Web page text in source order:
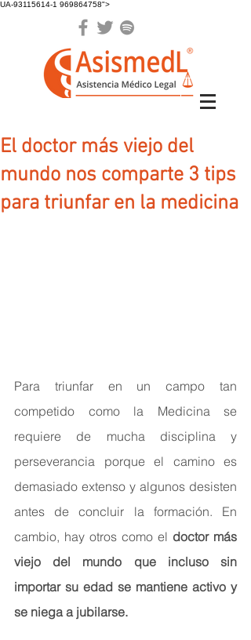
UA-93115614-1 969864758">
El doctor más viejo del
mundo nos comparte 3 tips
para triunfar en la medicina
Para triunfar en un campo tan
competido como la Medicina se
requiere de mucha disciplina y
perseverancia porque el camino es
demasiado extenso y algunos desisten
antes de concluir la formación. En
cambio, hay otros como el doctor más
viejo del mundo que incluso sin
importar su edad se mantiene activo y
se niega a jubilarse.